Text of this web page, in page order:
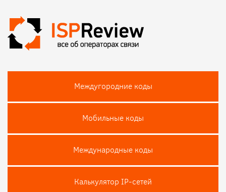
Междугородние коды
Мобильные коды
Международные коды
Калькулятор IP-сетей